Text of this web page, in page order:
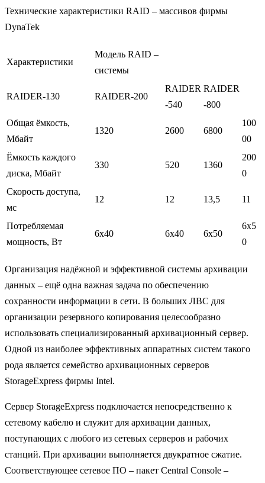
Технические характеристики RAID – массивов фирмы
DynaTek
Характеристики
Модель RAID –
системы
RAIDER-130 RAIDER-200
RAIDER
-540
RAIDER
-800
Общая ёмкость,
Мбайт
1320 2600 6800
100
00
Ёмкость каждого
диска, Мбайт
330 520 1360
200
0
Скорость доступа,
мс
12 12 13,5 11
Потребляемая
мощность, Вт
6х40 6х40 6х50
6х5
0
Организация надёжной и эффективной системы архивации
данных – ещё одна важная задача по обеспечению
сохранности информации в сети. В больших ЛВС для
организации резервного копирования целесообразно
использовать специализированный архивационный сервер.
Одной из наиболее эффективных аппаратных систем такого
рода является семейство архивационных серверов
StorageExpress фирмы Intel.
Сервер StorageExpress подключается непосредственно к
сетевому кабелю и служит для архивации данных,
поступающих с любого из сетевых серверов и рабочих
станций. При архивации выполняется двукратное сжатие.
Соответствующее сетевое ПО – пакет Central Console –